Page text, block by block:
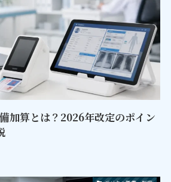
加算とは？2026年改定のポイン